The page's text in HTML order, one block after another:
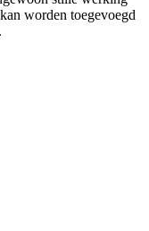
worden toegevoegd